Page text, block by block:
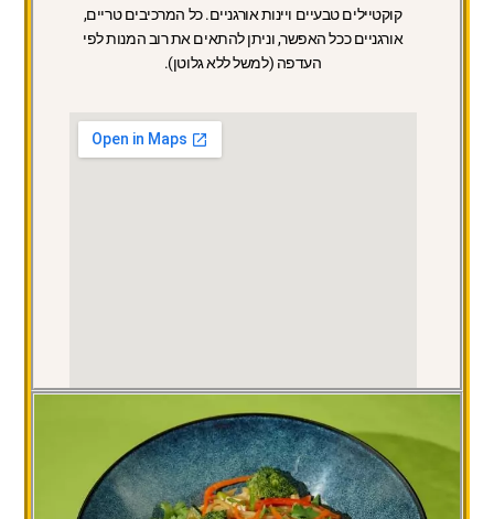
קוקטיילים טבעיים ויינות אורגניים. כל המרכיבים טריים,
אורגניים ככל האפשר, וניתן להתאים את רוב המנות לפי
העדפה (למשל ללא גלוטן).